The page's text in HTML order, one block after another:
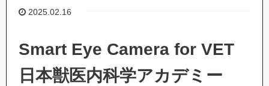
2025.02.16
Smart Eye Camera for VET
日本獣医内科学アカデミー